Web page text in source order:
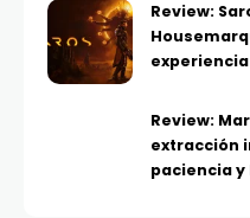
Review:
Review:
extracción
paciencia